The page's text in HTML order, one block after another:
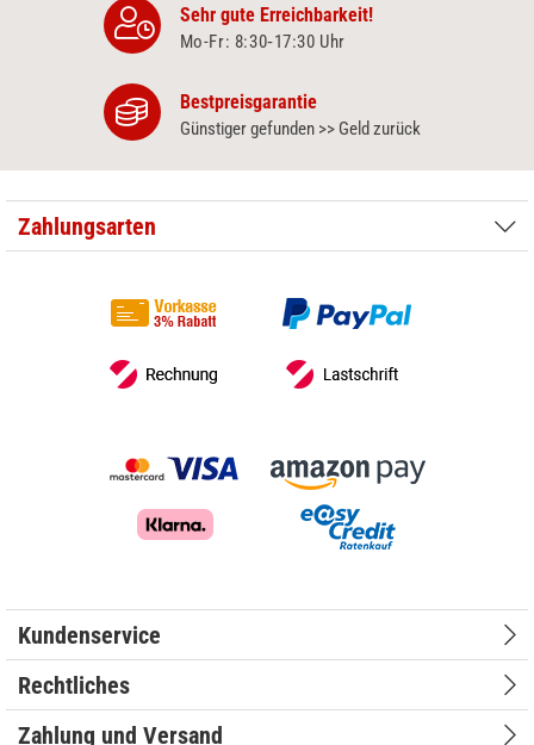
Sehr gute Erreichbarkeit!
Mo-Fr: 8:30‑17:30 Uhr
Bestpreisgarantie
Günstiger gefunden >> Geld zurück
Zahlungsarten
Kundenservice
Rechtliches
Zahlung und Versand